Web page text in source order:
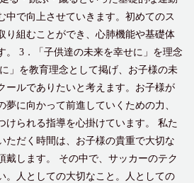
中で向上させていきます。初めてのス
り組むことができ、心肺機能や基礎体
。 3．「子供達の未来を幸せに」を理念
」を教育理念として掲げ、お子様の未
ールでありたいと考えます。お子様が
に向かって前進していくための力、
けられる指導を心掛けています。 私た
ただく時間は、お子様の貴重で大切な
戴します。 その中で、サッカーのテク
。人としての大切なこと。人としての